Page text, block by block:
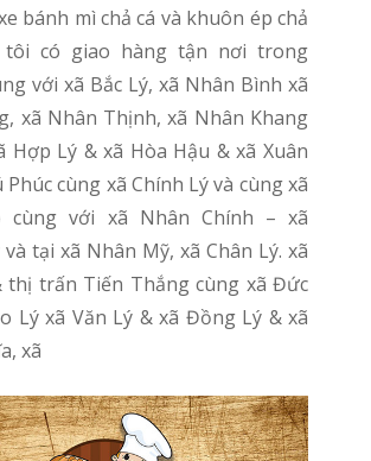
bánh mì chả cá và khuôn ép chả
tôi có giao hàng tận nơi trong
với xã Bắc Lý, xã Nhân Bình xã
xã Nhân Thịnh, xã Nhân Khang
Hợp Lý & xã Hòa Hậu & xã Xuân
Phúc cùng xã Chính Lý và cùng xã
cùng với xã Nhân Chính – xã
tại xã Nhân Mỹ, xã Chân Lý. xã
thị trấn Tiến Thắng cùng xã Đức
Lý xã Văn Lý & xã Đồng Lý & xã
xã